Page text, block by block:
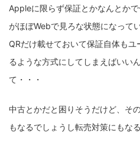
Appleに限らず保証とかなんとか
がほぼWebで見ろな状態になって
QRだけ載せておいて保証自体も
るような方式にしてしまえばいい
て・・・
中古とかだと困りそうだけど、そ
もなるでしょうし転売対策にもな